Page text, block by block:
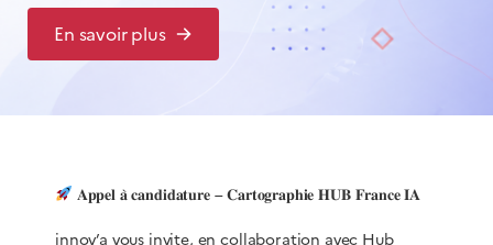
En savoir plus
𝐀𝐩𝐩𝐞𝐥 𝐚̀ 𝐜𝐚𝐧𝐝𝐢𝐝𝐚𝐭𝐮𝐫𝐞 – 𝐂𝐚𝐫𝐭𝐨𝐠𝐫𝐚𝐩𝐡𝐢𝐞 𝐇𝐔𝐁 𝐅𝐫𝐚𝐧𝐜𝐞 𝐈𝐀
innov’a vous invite, en collaboration avec Hub